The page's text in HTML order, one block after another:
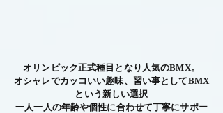
オリンピック正式種目となり人気のBMX。
オシャレでカッコいい趣味、習い事としてBMX
という新しい選択
一人一人の年齢や個性に合わせて丁寧にサポー